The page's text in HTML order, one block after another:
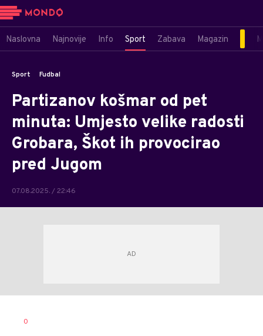
Naslovna Najnovije Info Sport Zabava Magazin
Sport Fudbal
Partizanov košmar od pet
minuta: Umjesto velike radosti
Grobara, Škot ih provocirao
pred Jugom
07.08.2025. / 22:46
AUTOR
0